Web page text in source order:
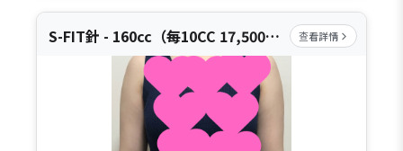
S-FIT針 - 160cc（每10CC 17,500元）, S-FIT針 - 250cc（每10CC 16,000元）, S-FIT注射 - 350cc (每10CC 14,200韓元), S-FIT注射 - 500cc (每10CC 13,000韓元), S-FIT注射 - 1000cc (每10CC 11,900韓元) 查看詳情